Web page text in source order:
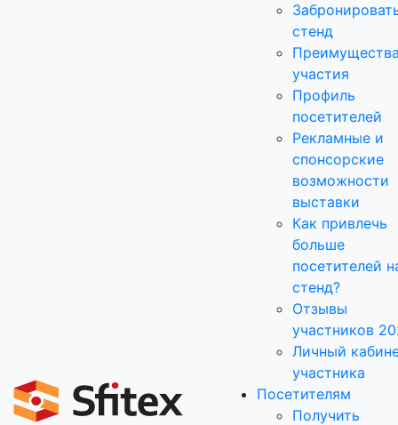
стенд
участия
Профиль
посетителей
Рекламные и
спонсорские
возможности
выставки
Как привлечь
больше
посетителей
стенд?
Отзывы
участников
Личный
участника
Посетителям
Получить